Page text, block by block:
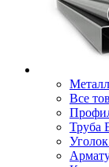
Все
Труба